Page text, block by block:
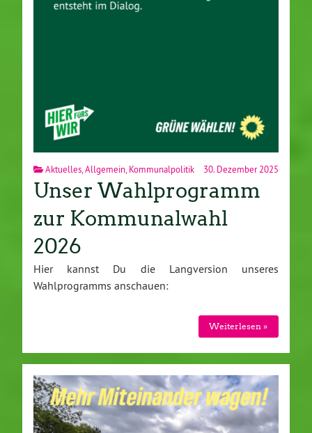
Aktuelles,Allgemein,Kommunalpolitik 30. Dezember 2025
Unser Wahlprogramm
zur Kommunalwahl
2026
Hier kannst Du die Langversion unseres
Wahlprogramms anschauen:
Weiterlesen »